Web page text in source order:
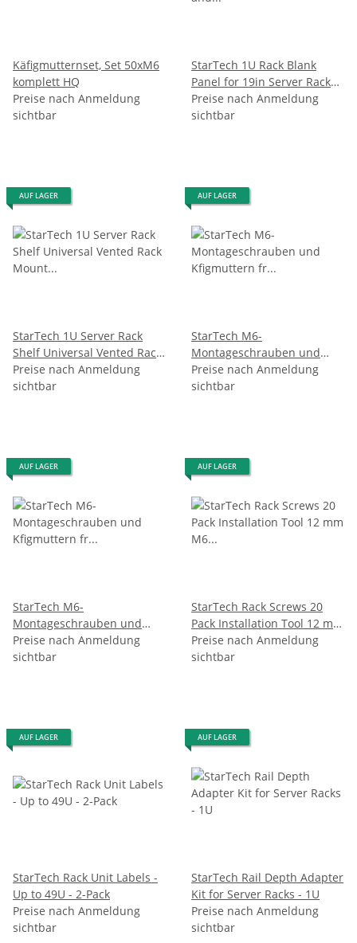
Käfigmutternset, Set 50xM6
komplett HQ
Preise nach Anmeldung
sichtbar
StarTech 1U Rack Blank
Panel for 19in Server Racks
and Cabinets
Preise nach Anmeldung
sichtbar
AUF LAGER
StarTech 1U Server Rack
Shelf Universal Vented Rack
Mount Cantilever Tray for
19inch Network Equipment
Preise nach Anmeldung
sichtbar
AUF LAGER
StarTech M6-
Montageschrauben und
Kfigmuttern fr
Serverschrank / Rack - 100
Preise nach Anmeldung
sichtbar
AUF LAGER
StarTech M6-
Montageschrauben und
Kfigmuttern fr
Serverschrank / Rack - 50 St.
Preise nach Anmeldung
sichtbar
AUF LAGER
StarTech Rack Screws 20
Pack Installation Tool 12 mm
M6 Screws M6 Nuts Cabinet
Mounting Screws and Cage
Preise nach Anmeldung
sichtbar
AUF LAGER
StarTech Rack Unit Labels -
Up to 49U - 2-Pack
Preise nach Anmeldung
sichtbar
AUF LAGER
StarTech Rail Depth Adapter
Kit for Server Racks - 1U
Preise nach Anmeldung
sichtbar